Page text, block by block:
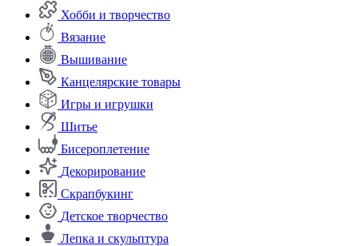
Хобби и творчество
Вязание
Вышивание
Канцелярские товары
Игры и игрушки
Шитье
Бисероплетение
Декорирование
Скрапбукинг
Детское творчество
Лепка и скульптура